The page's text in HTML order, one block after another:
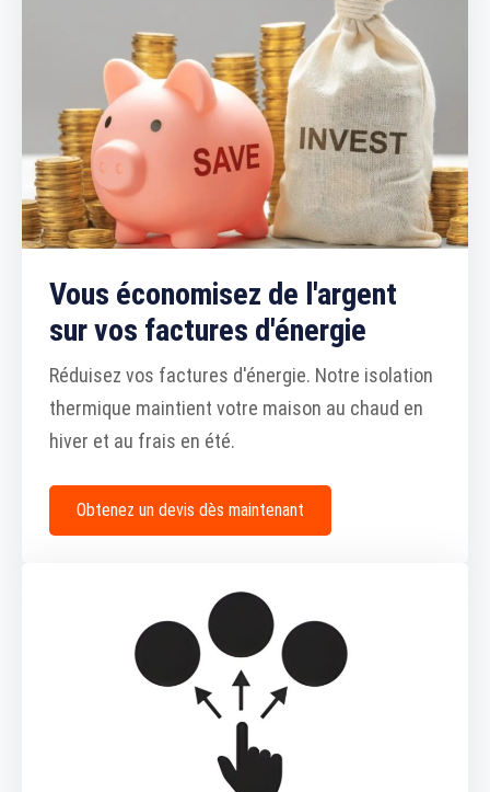
Vous économisez de l'argent
sur vos factures d'énergie
Réduisez vos factures d'énergie. Notre isolation
thermique maintient votre maison au chaud en
hiver et au frais en été.
Obtenez un devis dès maintenant